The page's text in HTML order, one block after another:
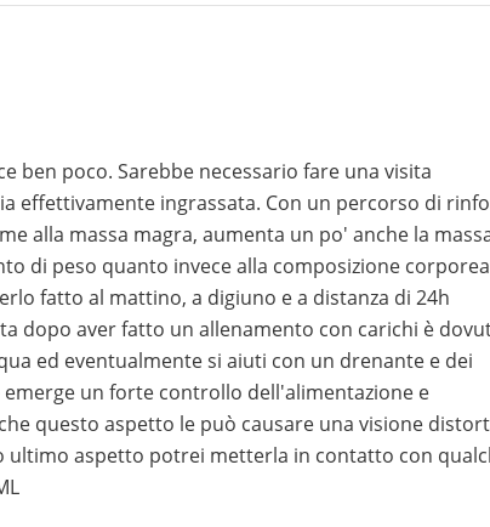
ben poco. Sarebbe necessario fare una visita
effettivamente ingrassata. Con un percorso di
alla massa magra, aumenta un po' anche la
di peso quanto invece alla composizione
fatto al mattino, a digiuno e a distanza di 24h
dopo aver fatto un allenamento con carichi è
ed eventualmente si aiuti con un drenante e dei
un forte controllo dell'alimentazione e
questo aspetto le può causare una visione
ultimo aspetto potrei metterla in contatto con